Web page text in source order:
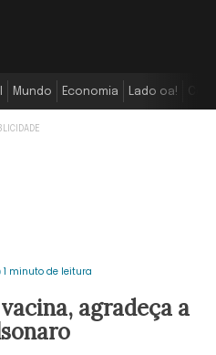
Mundo Economia Lado oa!
1 minuto de leitura
agradeça a